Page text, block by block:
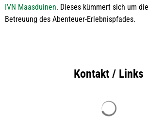
IVN Maasduinen. Dieses kümmert sich um
Betreuung des Abenteuer-Erlebnispfades.
Kontakt / Links